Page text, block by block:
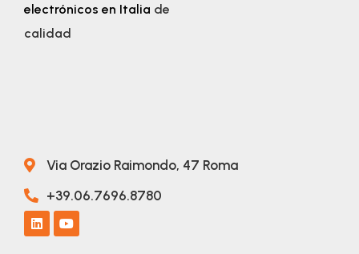
electrónicos en Italia de
calidad
Via Orazio Raimondo, 47 Roma
+39.06.7696.8780